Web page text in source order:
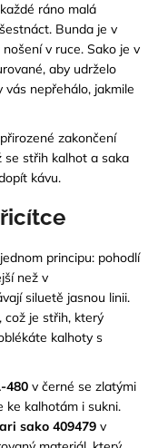
ráno malá
Bunda je v
v ruce. Sako je v
aby udrželo
nepřehálo, jakmile
zakončení
střih kalhot a saka
kávu.
principu: pohodlí
než v
siluetě jasnou linii.
což je střih, který
kalhoty s
480 v černé se zlatými
ke kalhotám i sukni.
sako 409479 v